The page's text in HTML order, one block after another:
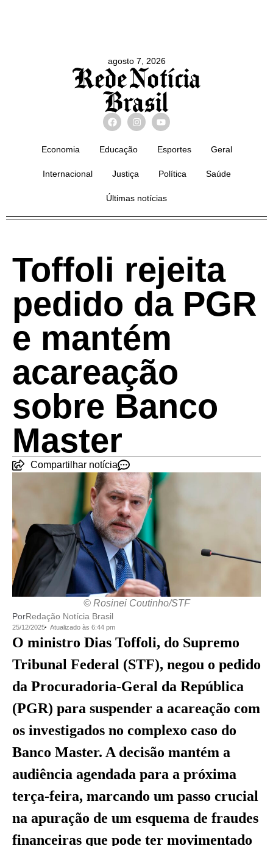
agosto 7, 2026
Economia Educação Esportes Geral
Internacional Justiça Política Saúde
Últimas notícias
Toffoli rejeita
pedido da PGR
e mantém
acareação
sobre Banco
Master
Compartilhar notícia
© Rosinei Coutinho/STF
PorRedação Notícia Brasil
25/12/2025 Atualizado às 6:44 pm
O ministro Dias Toffoli, do Supremo
Tribunal Federal (STF), negou o pedido
da Procuradoria-Geral da República
(PGR) para suspender a acareação com
os investigados no complexo caso do
Banco Master. A decisão mantém a
audiência agendada para a próxima
terça-feira, marcando um passo crucial
na apuração de um esquema de fraudes
financeiras que pode ter movimentado